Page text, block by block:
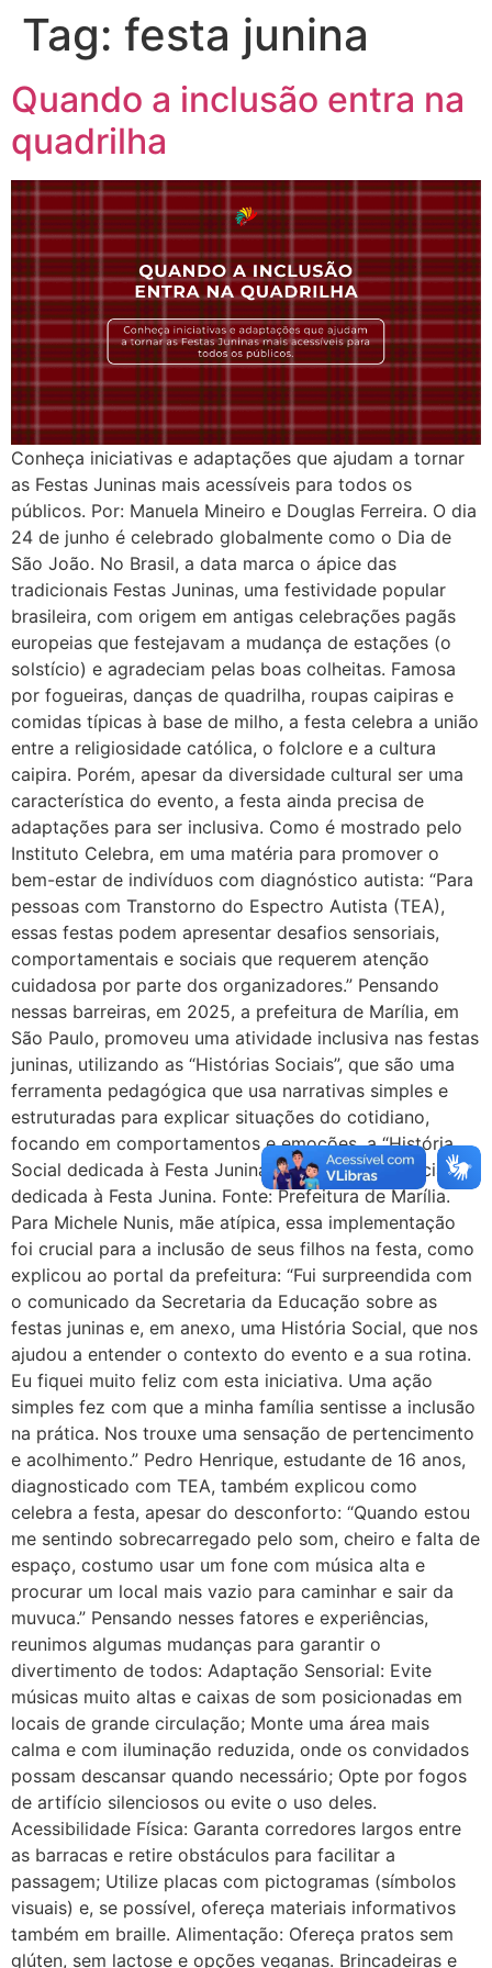
Tag: festa junina
Quando a inclusão entra na
quadrilha
Conheça iniciativas e adaptações que ajudam a tornar
as Festas Juninas mais acessíveis para todos os
públicos. Por: Manuela Mineiro e Douglas Ferreira. O dia
24 de junho é celebrado globalmente como o Dia de
São João. No Brasil, a data marca o ápice das
tradicionais Festas Juninas, uma festividade popular
brasileira, com origem em antigas celebrações pagãs
europeias que festejavam a mudança de estações (o
solstício) e agradeciam pelas boas colheitas. Famosa
por fogueiras, danças de quadrilha, roupas caipiras e
comidas típicas à base de milho, a festa celebra a união
entre a religiosidade católica, o folclore e a cultura
caipira. Porém, apesar da diversidade cultural ser uma
característica do evento, a festa ainda precisa de
adaptações para ser inclusiva. Como é mostrado pelo
Instituto Celebra, em uma matéria para promover o
bem-estar de indivíduos com diagnóstico autista: “Para
pessoas com Transtorno do Espectro Autista (TEA),
essas festas podem apresentar desafios sensoriais,
comportamentais e sociais que requerem atenção
cuidadosa por parte dos organizadores.” Pensando
nessas barreiras, em 2025, a prefeitura de Marília, em
São Paulo, promoveu uma atividade inclusiva nas festas
juninas, utilizando as “Histórias Sociais”, que são uma
ferramenta pedagógica que usa narrativas simples e
estruturadas para explicar situações do cotidiano,
focando em comportamentos e emoções, a “História
Social dedicada à Festa Junina”. Foto: História Social
dedicada à Festa Junina. Fonte: Prefeitura de Marília.
Para Michele Nunis, mãe atípica, essa implementação
foi crucial para a inclusão de seus filhos na festa, como
explicou ao portal da prefeitura: “Fui surpreendida com
o comunicado da Secretaria da Educação sobre as
festas juninas e, em anexo, uma História Social, que nos
ajudou a entender o contexto do evento e a sua rotina.
Eu fiquei muito feliz com esta iniciativa. Uma ação
simples fez com que a minha família sentisse a inclusão
na prática. Nos trouxe uma sensação de pertencimento
e acolhimento.” Pedro Henrique, estudante de 16 anos,
diagnosticado com TEA, também explicou como
celebra a festa, apesar do desconforto: “Quando estou
me sentindo sobrecarregado pelo som, cheiro e falta de
espaço, costumo usar um fone com música alta e
procurar um local mais vazio para caminhar e sair da
muvuca.” Pensando nesses fatores e experiências,
reunimos algumas mudanças para garantir o
divertimento de todos: Adaptação Sensorial: Evite
músicas muito altas e caixas de som posicionadas em
locais de grande circulação; Monte uma área mais
calma e com iluminação reduzida, onde os convidados
possam descansar quando necessário; Opte por fogos
de artifício silenciosos ou evite o uso deles.
Acessibilidade Física: Garanta corredores largos entre
as barracas e retire obstáculos para facilitar a
passagem; Utilize placas com pictogramas (símbolos
visuais) e, se possível, ofereça materiais informativos
também em braille. Alimentação: Ofereça pratos sem
glúten, sem lactose e opções veganas. Brincadeiras e